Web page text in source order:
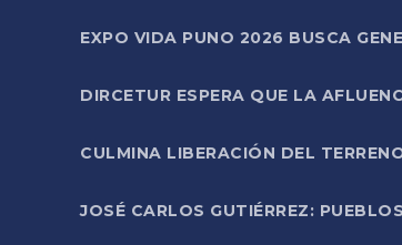
EXPO VIDA PUNO 2026 BUSCA
DIRCETUR ESPERA QUE LA
CULMINA LIBERACIÓN DEL
JOSÉ CARLOS GUTIÉRREZ: